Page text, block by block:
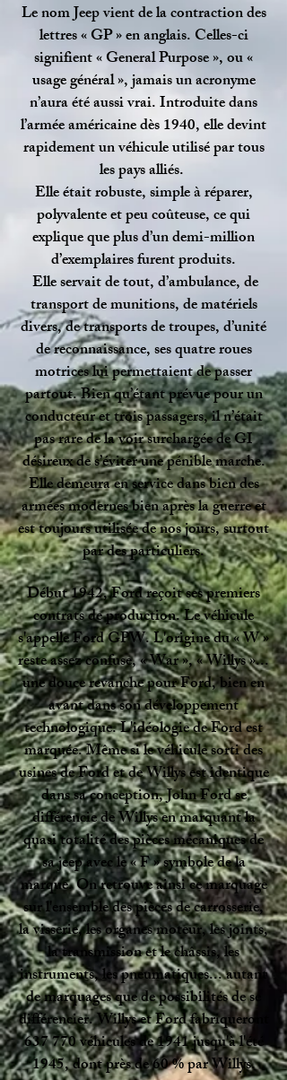
Le nom Jeep vient de la contraction des
lettres « GP » en anglais. Celles-ci
signifient « General Purpose », ou «
usage général », jamais un acronyme
n’aura été aussi vrai. Introduite dans
l’armée américaine dès 1940, elle devint
rapidement un véhicule utilisé par tous
les pays alliés.
Elle était robuste, simple à réparer,
polyvalente et peu coûteuse, ce qui
explique que plus d’un demi-million
d’exemplaires furent produits.
Elle servait de tout, d’ambulance, de
transport de munitions, de matériels
divers, de transports de troupes, d’unité
de reconnaissance, ses quatre roues
motrices lui permettaient de passer
partout. Bien qu’étant prévue pour un
conducteur et trois passagers, il n’était
pas rare de la voir surchargée de GI
désireux de s’éviter une pénible marche.
Elle demeura en service dans bien des
armées modernes bien après la guerre et
est toujours utilisée de nos jours, surtout
par des particuliers.
Début 1942, Ford reçoit ses premiers
contrats de production. Le véhicule
s'appelle Ford GPW. L'origine du « W »
reste assez confuse, « War », « Willys »...
une douce revanche pour Ford, bien en
avant dans son développement
technologique. L'idéologie de Ford est
marquée. Même si le véhicule sorti des
usines de Ford et de Willys est identique
dans sa conception, John Ford se
différencie de Willys en marquant la
quasi totalité des pièces mécaniques de
sa jeep avec le « F » symbole de la
marque. On retrouve ainsi ce marquage
sur l'ensemble des pièces de carrosserie,
la visserie, les organes moteur, les joints,
la transmission et le châssis, les
instruments, les pneumatiques... autant
de marquages que de possibilités de se
différencier. Willys et Ford fabriqueront
637 770 véhicules de 1941 jusqu'à l'été
1945, dont près de 60 % par Willys.